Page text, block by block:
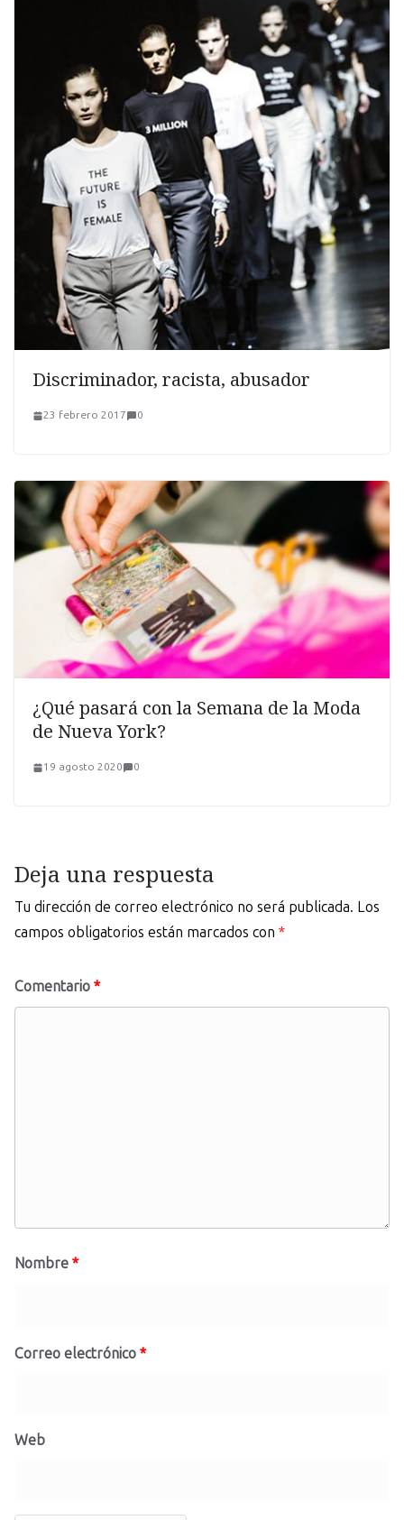
Discriminador, racista, abusador
23 febrero 2017 0
¿Qué pasará con la Semana de la Moda
de Nueva York?
19 agosto 2020 0
Deja una respuesta
Tu dirección de correo electrónico no será publicada. Los
campos obligatorios están marcados con *
Comentario *
Nombre *
Correo electrónico *
Web